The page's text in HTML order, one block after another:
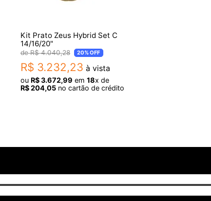
Kit Prato Zeus Hybrid Set C
14/16/20"
R$ 4.040,28 20%OFF
R$ 3.232,23 à vista
ou R$3.672,99 em 18x de
R$204,05 no cartão de crédito